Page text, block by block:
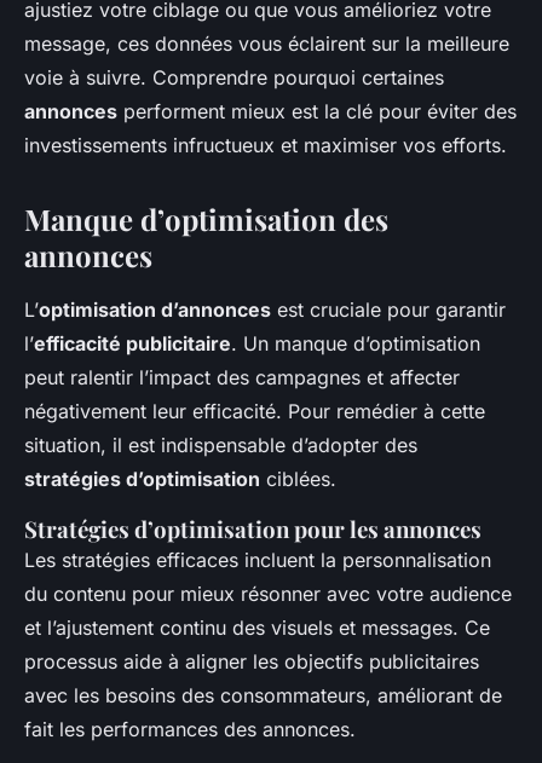
ajustiez votre ciblage ou que vous amélioriez votre
message, ces données vous éclairent sur la meilleure
voie à suivre. Comprendre pourquoi certaines
annonces performent mieux est la clé pour éviter des
investissements infructueux et maximiser vos efforts.
Manque d’optimisation des
annonces
L’optimisation d’annonces est cruciale pour garantir
l’efficacité publicitaire. Un manque d’optimisation
peut ralentir l’impact des campagnes et affecter
négativement leur efficacité. Pour remédier à cette
situation, il est indispensable d’adopter des
stratégies d’optimisation ciblées.
Stratégies d’optimisation pour les annonces
Les stratégies efficaces incluent la personnalisation
du contenu pour mieux résonner avec votre audience
et l’ajustement continu des visuels et messages. Ce
processus aide à aligner les objectifs publicitaires
avec les besoins des consommateurs, améliorant de
fait les performances des annonces.